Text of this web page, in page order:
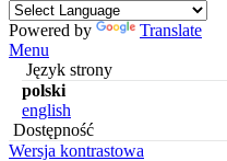
Powered by
Translate
Menu
Język strony
polski
english
Dostępność
Wersja kontrastowa